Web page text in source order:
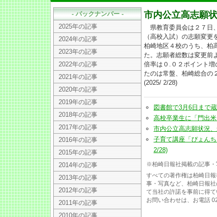
市内公立高志願
県教育委員会は２７日
（高校入試）の志願変
柏崎地区４校のうち、柏
た。志願者総数は変更前
倍率は０.０２ポイント
たのは常盤、柏崎総合の
(2025/ 2/28)
図書館で3月6日まで
高校卒業生に「門出
市内公立高志願状況
子育て講座「ぴょん
2/28)
※柏崎日報社掲載の記事
すべての著作権は柏崎日
事・写真など、柏崎日報
て当社の許諾を事前に得
お問い合わせは、お電話
- バックナンバー -
2025年の記事
2024年の記事
2023年の記事
2022年の記事
2021年の記事
2020年の記事
2019年の記事
2018年の記事
2017年の記事
2016年の記事
2015年の記事
2014年の記事
2013年の記事
2012年の記事
2011年の記事
2010年の記事